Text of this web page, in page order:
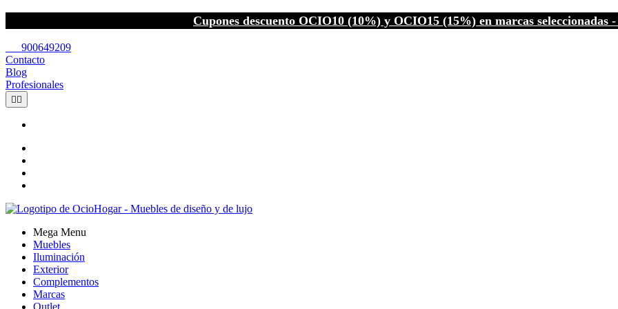
Cupones descuento OCIO10 (10%) y OCIO15 (15%) en marcas seleccionadas
900649209
Contacto
Blog
Profesionales
 
Mega Menu
Muebles
Iluminación
Exterior
Complementos
Marcas
Outlet